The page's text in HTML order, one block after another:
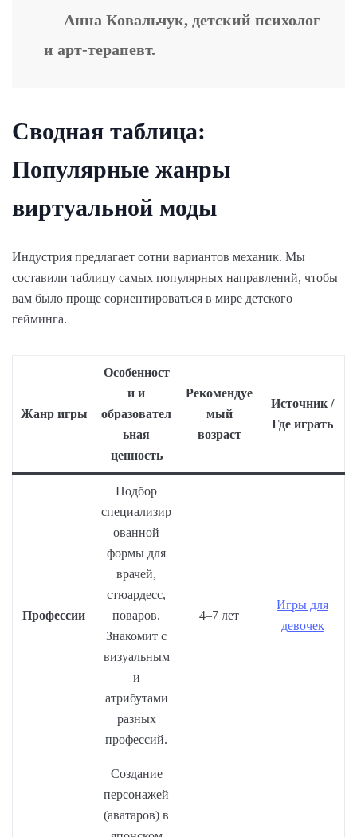
— Анна Ковальчук, детский психолог
и арт-терапевт.
Сводная таблица:
Популярные жанры
виртуальной моды
Индустрия предлагает сотни вариантов механик. Мы
составили таблицу самых популярных направлений, чтобы
вам было проще сориентироваться в мире детского
гейминга.
Жанр игры
Особенност
и и
образовател
ьная
ценность
Рекомендуе
мый
возраст
Источник /
Где играть
Профессии
Подбор
специализир
ованной
формы для
врачей,
стюардесс,
поваров.
Знакомит с
визуальным
и
атрибутами
разных
профессий.
4–7 лет
Игры для
девочек
Создание
персонажей
(аватаров) в